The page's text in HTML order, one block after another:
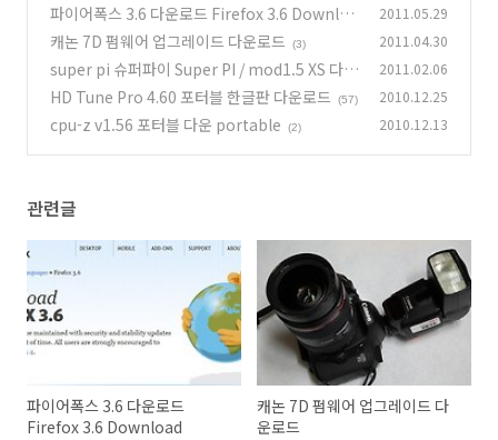
파이어폭스 3.6 다운로드 Firefox 3.6 Downloa
d
(3)
2011.05.29
캐논 7D 펌웨어 업그레이드 다운로드 (3) 2011.04.30
super pi 슈퍼파이 Super PI / mod1.5 XS 다운
로드 (5)
2011.02.06
HD Tune Pro 4.60 포터블 한글판 다운로드 (57) 2010.12.25
cpu-z v1.56 포터블 다운 portable (2) 2010.12.13
관련글
파이어폭스 3.6 다운로드
Firefox 3.6 Download
캐논 7D 펌웨어 업그레이드 다
운로드